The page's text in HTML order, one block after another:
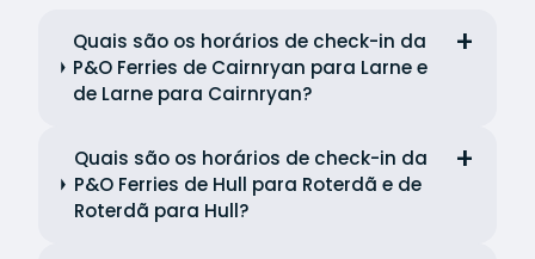
Quais são os horários de check-in da
P&O Ferries de Cairnryan para Larne e
de Larne para Cairnryan?
Quais são os horários de check-in da
P&O Ferries de Hull para Roterdã e de
Roterdã para Hull?